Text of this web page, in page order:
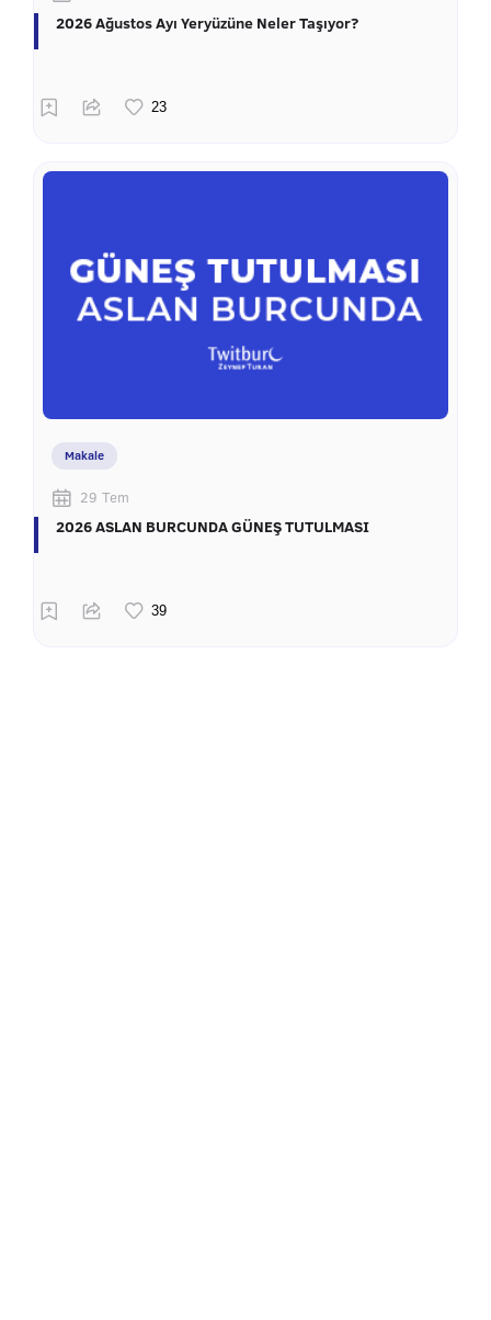
2026 Ağustos Ayı Yeryüzüne Neler Taşıyor?
Makale
29 Tem
2026 ASLAN BURCUNDA GÜNEŞ TUTULMASI